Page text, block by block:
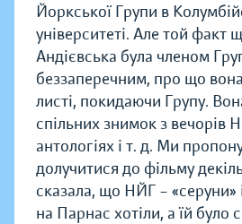
Йоркської Групи в
університеті. Але той факт
Андієвська була членом
беззаперечним, про що
листі, покидаючи Групу.
спільних знимок з вечорів
антологіях і т. д. Ми
долучитися до фільму
сказала, що НЙГ – «серуни»
на Парнас хотіли, а їй було